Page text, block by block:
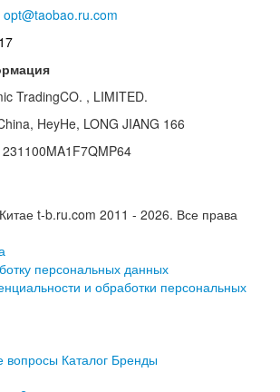
opt@taobao.ru.com
TradingCO. , LIMITED.
HeyHe, LONG JIANG 166
t-b.ru.com 2011 - 2026. Все права
персональных данных
и обработки персональных
вопросы Каталог Бренды